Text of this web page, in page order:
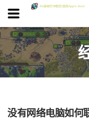
没有网络电脑如何